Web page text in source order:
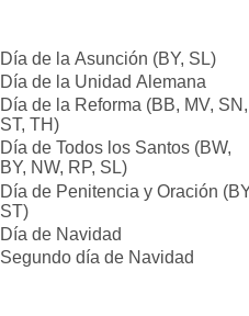
Día de la Asunción (BY, SL)
Día de la Unidad Alemana
Día de la Reforma (BB, MV, SN,
ST, TH)
Día de Todos los Santos (BW,
BY, NW, RP, SL)
Día de Penitencia y Oración
ST)
Día de Navidad
Segundo día de Navidad